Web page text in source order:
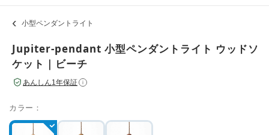
小型ペンダントライト
Jupiter-pendant 小型ペンダントライト ウッドソ
ケット｜ビーチ
あんしん1年保証 i
カラー：